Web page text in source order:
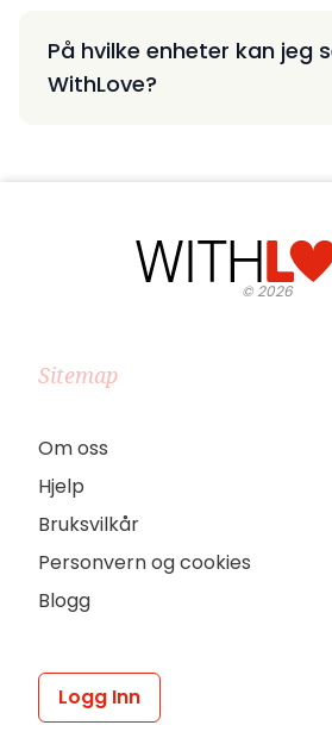
På hvilke enheter kan jeg
WithLove?
©2026
Sitemap
Om oss
Hjelp
Bruksvilkår
Personvern og cookies
Blogg
Logg Inn